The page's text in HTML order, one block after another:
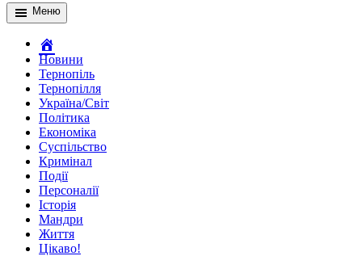
Меню
Новини
Тернопіль
Тернопілля
Україна/Світ
Політика
Економіка
Суспільство
Кримінал
Події
Персоналії
Історія
Мандри
Життя
Цікаво!